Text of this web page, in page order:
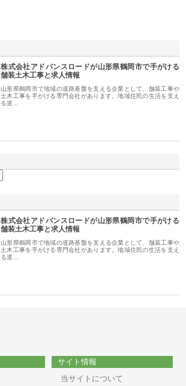
株式会社アドバンスロードが山形県鶴岡市で手がける
舗装土木工事と求人情報
山形県鶴岡市で地域の道路基盤を支える企業として、舗装工事や
土木工事を手がける専門会社があります。地域住民の生活を支え
る道…
株式会社アドバンスロードが山形県鶴岡市で手がける
舗装土木工事と求人情報
山形県鶴岡市で地域の道路基盤を支える企業として、舗装工事や
土木工事を手がける専門会社があります。地域住民の生活を支え
る道…
サイト情報
当サイトについて